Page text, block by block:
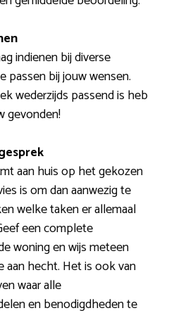
indienen bij diverse
passen bij jouw wensen.
wederzijds passend is heb
gevonden!
aan huis op het gekozen
is om dan aanwezig te
welke taken er allemaal
een complete
woning en wijs meteen
aan hecht. Het is ook van
waar alle
en benodigdheden te